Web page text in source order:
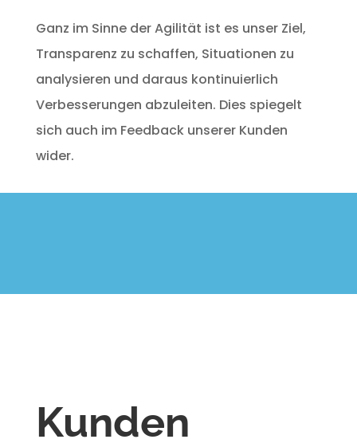
Ganz im Sinne der Agilität ist es unser Ziel,
Transparenz zu schaffen, Situationen zu
analysieren und daraus kontinuierlich
Verbesserungen abzuleiten. Dies spiegelt
sich auch im Feedback unserer Kunden
wider.
Kunden